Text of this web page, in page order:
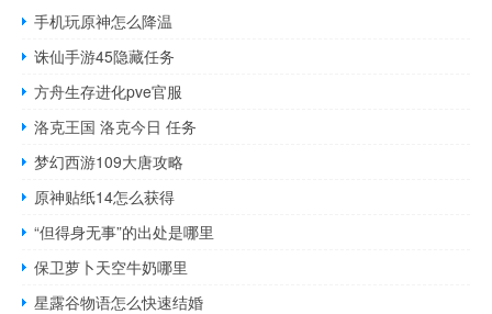
手机玩原神怎么降温
诛仙手游45隐藏任务
方舟生存进化pve官服
洛克王国 洛克今日 任务
梦幻西游109大唐攻略
原神贴纸14怎么获得
“但得身无事”的出处是哪里
保卫萝卜天空牛奶哪里
星露谷物语怎么快速结婚